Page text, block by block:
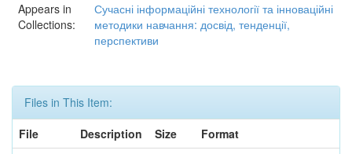
Appears in
Collections:
Сучасні інформаційні технології та інноваційні
методики навчання: досвід, тенденції,
перспективи
Files in This Item:
File
Description Size
Format